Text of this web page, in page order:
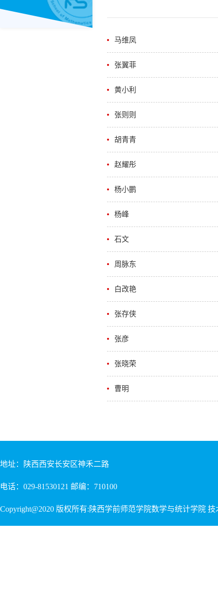
马维凤
张翼菲
黄小利
张则则
胡青青
赵耀彤
杨小鹏
杨峰
石文
周脉东
白改艳
张存侠
张彦
张晓荣
曹明
地址：陕西西安长安区神禾二路
电话：029-81530121 邮编：710100
Copyright@2020 版权所有:陕西学前师范学院数学与统计学院